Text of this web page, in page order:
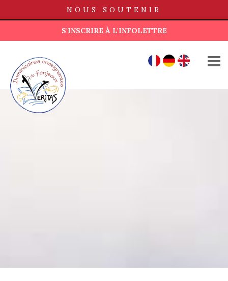
NOUS SOUTENIR
S'INSCRIRE À L'INFOLETTRE
DE EN